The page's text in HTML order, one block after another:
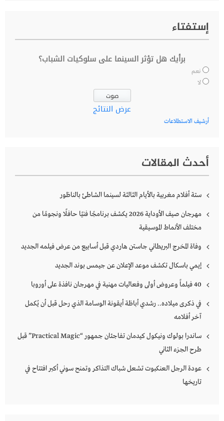
إستفتاء
برأيك هل تؤثر السينما على سلوكيات الشباب؟
نعم
لا
عرض النتائج
أرشيف الاستطلاعات
أحدث المقالات
ستة أفلام مغربية بالأيام الثالثة لسينما الشاطئ بالناظور
مهرجان صيف الأوداية 2026 يكشف برنامجًا فنيًا حافلًا ونجومًا من
مختلف الأنماط الموسيقية
وفاة المخرج البريطاني جاستن هاردي قبل أسابيع من عرض فيلمه الجديد
إيمي باسكال تكشف موعد الإعلان عن جيمس بوند الجديد
40 فيلماً وعروض أولى وفعاليات مهنية في مهرجان نافذة على أوروبا
في ذكرى ميلاده.. رشدي أباظة أيقونة الوسامة الذي رحل قبل أن يُكمل
آخر أفلامه
ساندرا بولوك ونيكول كيدمان تفاجئان جمهور “Practical Magic” قبل
طرح الجزء الثاني
عودة الرجل العنكبوت تشعل شباك التذاكر وتمنح سوني أكبر افتتاح في
تاريخها